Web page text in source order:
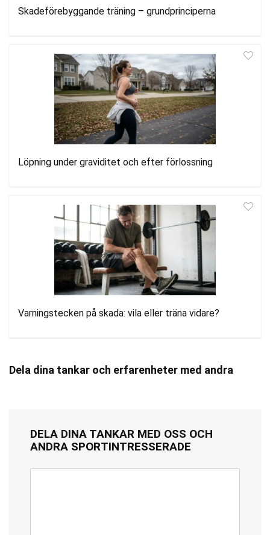
Skadeförebyggande träning – grundprinciperna
Löpning under graviditet och efter förlossning
Varningstecken på skada: vila eller träna vidare?
Dela dina tankar och erfarenheter med andra
DELA DINA TANKAR MED OSS OCH
ANDRA SPORTINTRESSERADE